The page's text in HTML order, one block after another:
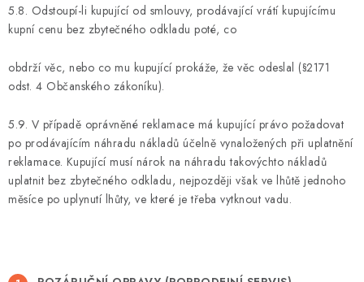
5.8. Odstoupí-li kupující od smlouvy, prodávající vrátí kupujícímu
kupní cenu bez zbytečného odkladu poté, co
obdrží věc, nebo co mu kupující prokáže, že věc odeslal (§2171
odst. 4 Občanského zákoníku).
5.9. V případě oprávněné reklamace má kupující právo požadovat
po prodávajícím náhradu nákladů účelně vynaložených při uplatnění
reklamace. Kupující musí nárok na náhradu takovýchto nákladů
uplatnit bez zbytečného odkladu, nejpozději však ve lhůtě jednoho
měsíce po uplynutí lhůty, ve které je třeba vytknout vadu.